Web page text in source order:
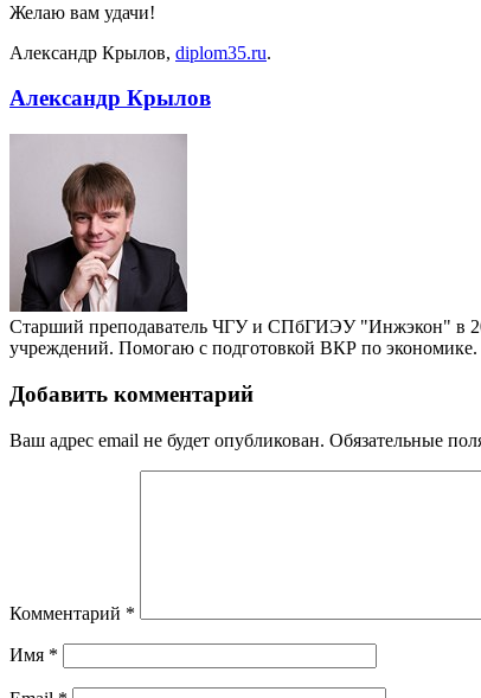
Желаю вам удачи!
Александр Крылов, diplom35.ru.
Александр Крылов
Старший преподаватель ЧГУ и СПбГИЭУ "Инжэкон" в
учреждений. Помогаю с подготовкой ВКР по экономике.
Добавить комментарий
Ваш адрес email не будет опубликован. Обязательные
Комментарий *
Имя *